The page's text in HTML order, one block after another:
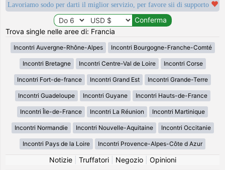
Lavoriamo sodo per darti il miglior servizio, per favore sii di supporto
Trova single nelle aree di: Francia
Incontri Auvergne-Rhône-Alpes Incontri Bourgogne-Franche-Comté
Incontri Bretagne Incontri Centre-Val de Loire Incontri Corse
Incontri Fort-de-france Incontri Grand Est Incontri Grande-Terre
Incontri Guadeloupe Incontri Guyane Incontri Hauts-de-France
Incontri Île-de-France Incontri La Réunion Incontri Martinique
Incontri Normandie Incontri Nouvelle-Aquitaine Incontri Occitanie
Incontri Pays de la Loire Incontri Provence-Alpes-Côte d Azur
Notizie| Truffatori| Negozio| Opinioni